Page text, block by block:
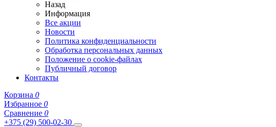
Назад
Информация
Все акции
Новости
Политика конфиденциальности
Обработка персональных данных
Положение о cookie-файлах
Публичный договор
Контакты
Корзина 0
Избранное 0
Сравнение 0
+375 (29) 500-02-30